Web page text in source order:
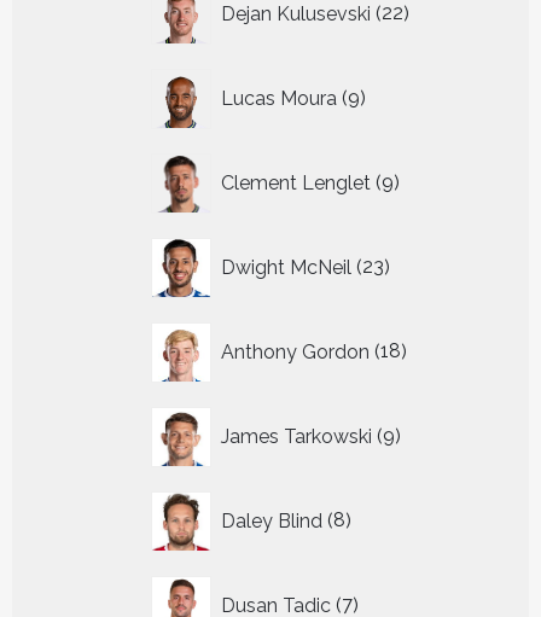
Dejan Kulusevski 22
producten
Lucas Moura 9
producten
Clement Lenglet 9
producten
Dwight McNeil 23
producten
Anthony Gordon 18
producten
James Tarkowski 9
producten
Daley Blind 8
producten
Dusan Tadic 7